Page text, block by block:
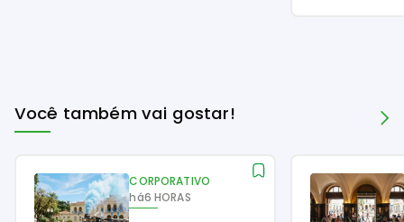
Você também vai gostar!
CORPORATIVO
há6 HORAS